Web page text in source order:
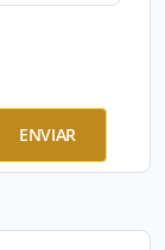
ENVIAR